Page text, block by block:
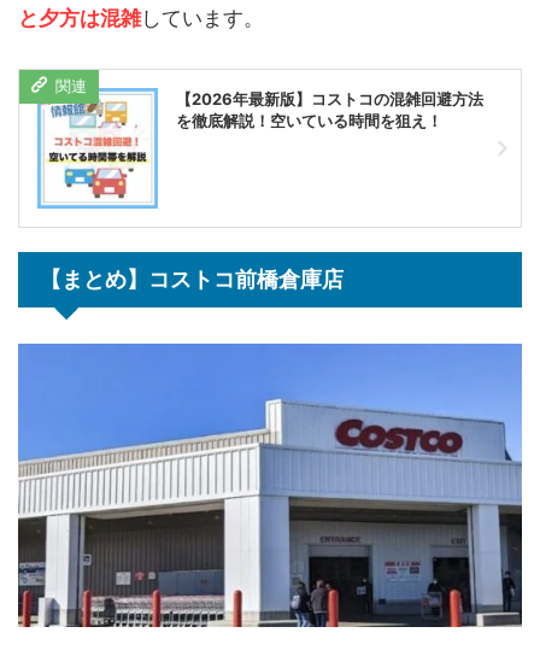
と夕方は混雑しています。
【2026年最新版】コストコの混雑回避方法
を徹底解説！空いている時間を狙え！
【まとめ】コストコ前橋倉庫店